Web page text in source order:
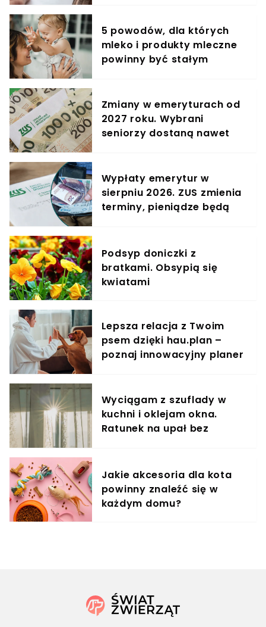
5 powodów, dla których
mleko i produkty mleczne
powinny być stałym
Zmiany w emeryturach od
2027 roku. Wybrani
seniorzy dostaną nawet
Wypłaty emerytur w
sierpniu 2026. ZUS zmienia
terminy, pieniądze będą
Podsyp doniczki z
bratkami. Obsypią się
kwiatami
Lepsza relacja z Twoim
psem dzięki hau.plan –
poznaj innowacyjny planer
Wyciągam z szuflady w
kuchni i oklejam okna.
Ratunek na upał bez
Jakie akcesoria dla kota
powinny znaleźć się w
każdym domu?